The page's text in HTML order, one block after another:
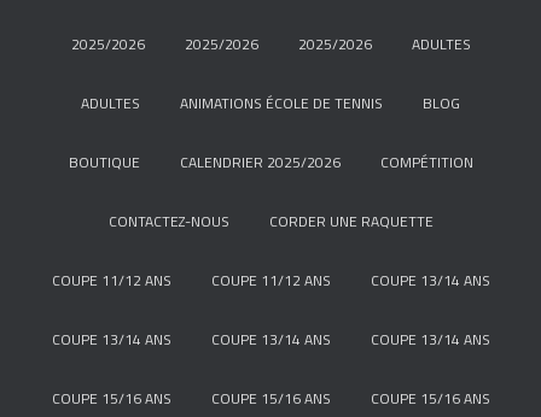
2025/2026 2025/2026 2025/2026 ADULTES
ADULTES ANIMATIONS ÉCOLE DE TENNIS BLOG
BOUTIQUE CALENDRIER 2025/2026 COMPÉTITION
CONTACTEZ-NOUS CORDER UNE RAQUETTE
COUPE 11/12 ANS COUPE 11/12 ANS COUPE 13/14 ANS
COUPE 13/14 ANS COUPE 13/14 ANS COUPE 13/14 ANS
COUPE 15/16 ANS COUPE 15/16 ANS COUPE 15/16 ANS